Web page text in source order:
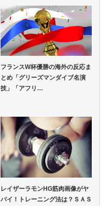
フランスW杯優勝の海外の反応ま
とめ「グリーズマンダイブ名演
技」「アフリ…
レイザーラモンHG筋肉画像がヤ
バイ！トレーニング法は？ＳＡＳ